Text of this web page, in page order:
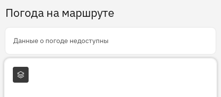
Погода на маршруте
Данные о погоде недоступны